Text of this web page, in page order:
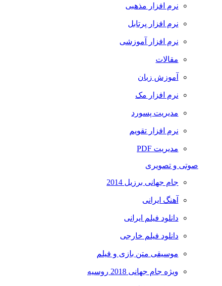
نرم افزار مذهبی
نرم افزار پرتابل
نرم افزار آموزشی
مقالات
آموزش زبان
نرم افزار مک
مدیریت پسورد
نرم افزار تقویم
مدیریت PDF
صوتی و تصویری
جام جهانی برزیل 2014
آهنگ ایرانی
دانلود فیلم ایرانی
دانلود فیلم خارجی
موسیقی متن بازی و فیلم
ویژه جام جهانی 2018 روسیه